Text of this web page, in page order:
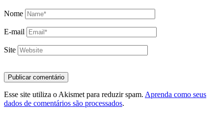
Nome
E-mail
Site
Esse site utiliza o Akismet para reduzir spam. Aprenda como seus
dados de comentários são processados.